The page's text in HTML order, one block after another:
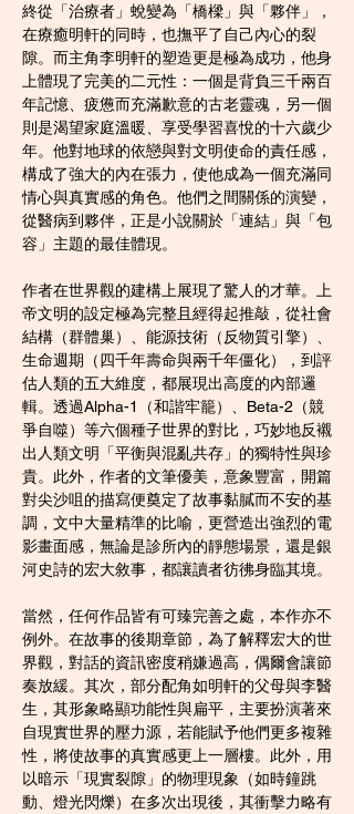
終從「治療者」蛻變為「橋樑」與「夥伴」，
在療癒明軒的同時，也撫平了自己內心的裂
隙。而主角李明軒的塑造更是極為成功，他身
上體現了完美的二元性：一個是背負三千兩百
年記憶、疲憊而充滿歉意的古老靈魂，另一個
則是渴望家庭溫暖、享受學習喜悅的十六歲少
年。他對地球的依戀與對文明使命的責任感，
構成了強大的內在張力，使他成為一個充滿同
情心與真實感的角色。他們之間關係的演變，
從醫病到夥伴，正是小說關於「連結」與「包
容」主題的最佳體現。
作者在世界觀的建構上展現了驚人的才華。上
帝文明的設定極為完整且經得起推敲，從社會
結構（群體巢）、能源技術（反物質引擎）、
生命週期（四千年壽命與兩千年僵化），到評
估人類的五大維度，都展現出高度的內部邏
輯。透過Alpha-1（和諧牢籠）、Beta-2（競
爭自噬）等六個種子世界的對比，巧妙地反襯
出人類文明「平衡與混亂共存」的獨特性與珍
貴。此外，作者的文筆優美，意象豐富，開篇
對尖沙咀的描寫便奠定了故事黏膩而不安的基
調，文中大量精準的比喻，更營造出強烈的電
影畫面感，無論是診所內的靜態場景，還是銀
河史詩的宏大敘事，都讓讀者彷彿身臨其境。
當然，任何作品皆有可臻完善之處，本作亦不
例外。在故事的後期章節，為了解釋宏大的世
界觀，對話的資訊密度稍嫌過高，偶爾會讓節
奏放緩。其次，部分配角如明軒的父母與李醫
生，其形象略顯功能性與扁平，主要扮演著來
自現實世界的壓力源，若能賦予他們更多複雜
性，將使故事的真實感更上一層樓。此外，用
以暗示「現實裂隙」的物理現象（如時鐘跳
動、燈光閃爍）在多次出現後，其衝擊力略有